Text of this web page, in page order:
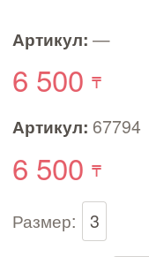
Артикул: —
6 500
Артикул: 67794
6 500
Размер:
3